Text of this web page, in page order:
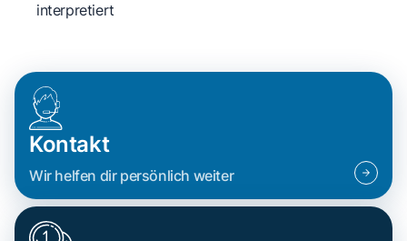
interpretiert
Kontakt
Wir helfen dir persönlich weiter